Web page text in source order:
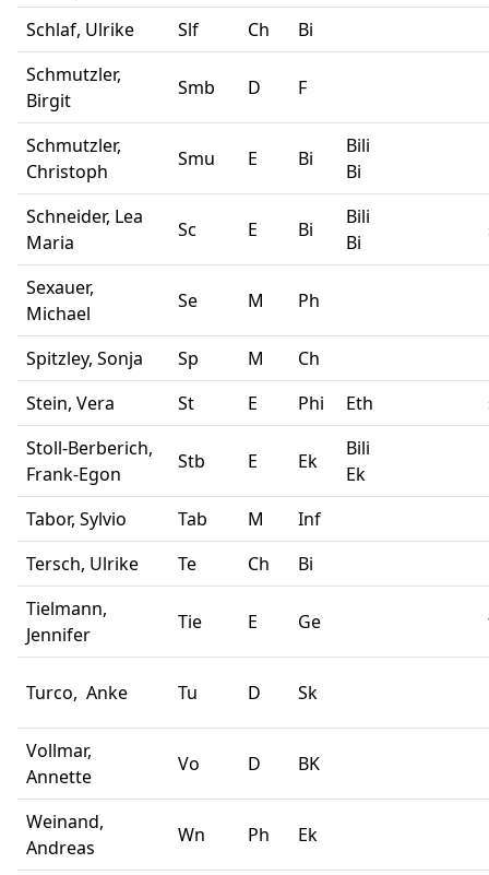
Schlaf, Ulrike
Slf Ch Bi
Schmutzler,
Birgit
Smb D F
Schmutzler,
Christoph
Smu E Bi
Bili
Bi
Schneider, Lea
Maria
Sc E Bi
Bili
Bi
Sexauer,
Michael
Se M Ph
Spitzley, Sonja Sp M Ch
Stein, Vera
St E Phi Eth
Stoll-Berberich,
Frank-Egon
Stb E Ek
Bili
Ek
Tabor, Sylvio Tab M Inf
Tersch, Ulrike
Te Ch Bi
Tielmann,
Jennifer
Tie E Ge
Turco, Anke Tu D Sk
Vollmar,
Annette
Vo D BK
Weinand,
Andreas
Wn Ph Ek